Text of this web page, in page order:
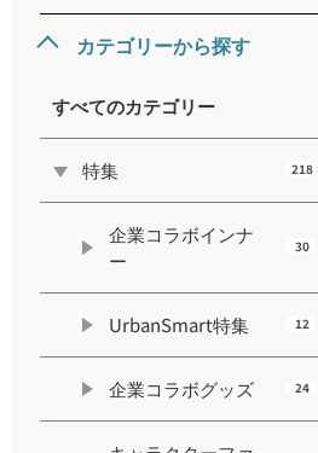
カテゴリーから探す
すべてのカテゴリー
特集 218
企業コラボインナ
ー
30
UrbanSmart特集 12
企業コラボグッズ 24